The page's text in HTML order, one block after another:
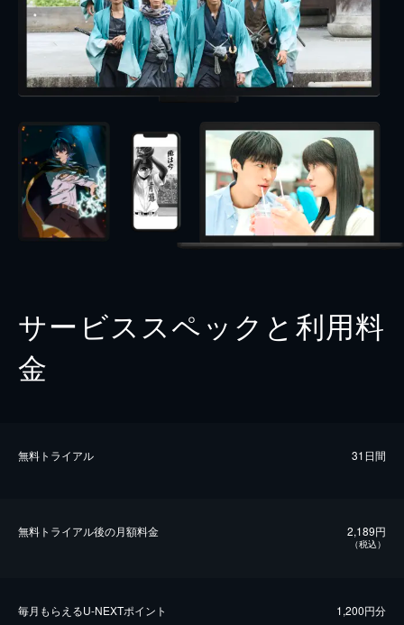
サービススペックと利用料
金
無料トライアル 31日間
無料トライアル後の⽉額料金 2,189円
（税込）
毎⽉もらえるU-NEXTポイント 1,200円分